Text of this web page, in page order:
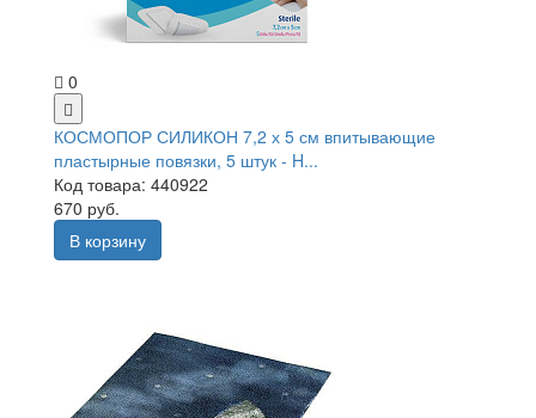
0
КОСМОПОР СИЛИКОН 7,2 х 5 см впитывающие
пластырные повязки, 5 штук - H...
Код товара: 440922
670 руб.
В корзину